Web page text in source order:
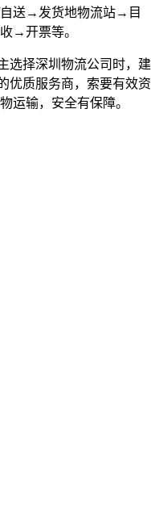
送→发货地物流站→目
→开票等。
选择深圳物流公司时，建
优质服务商，索要有效资
运输，安全有保障。